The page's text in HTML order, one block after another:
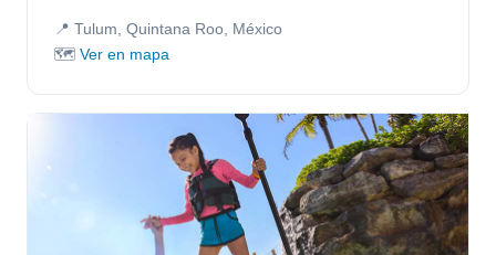
📍 Tulum, Quintana Roo, México
🗺️ Ver en mapa